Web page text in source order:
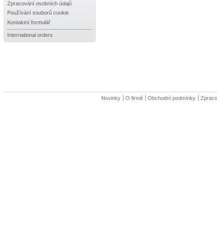
Zpracování osobních údajů
Používání souborů cookie
Kontaktní formulář
International orders
Novinky O firmě Obchodní podmínky